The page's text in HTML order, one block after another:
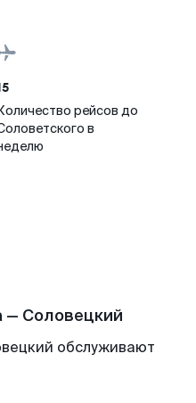
рейсов до
в
— Соловецкий
обслуживают